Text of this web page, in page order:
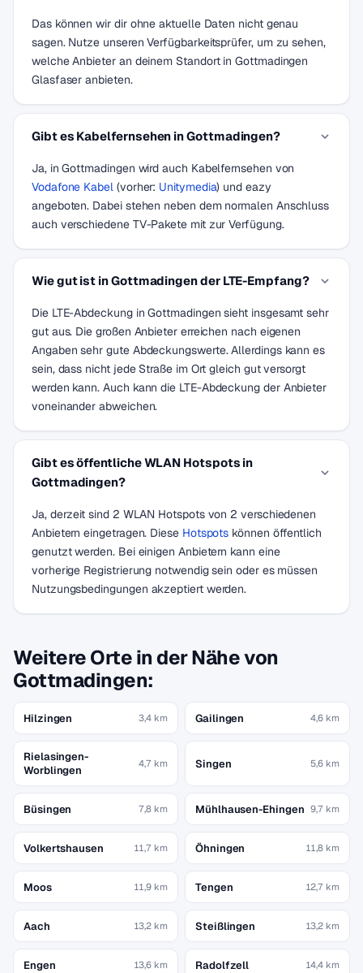
Das können wir dir ohne aktuelle Daten nicht genau
sagen. Nutze unseren Verfügbarkeitsprüfer, um zu sehen,
welche Anbieter an deinem Standort in Gottmadingen
Glasfaser anbieten.
Gibt es Kabelfernsehen in Gottmadingen?
Ja, in Gottmadingen wird auch Kabelfernsehen von
Vodafone Kabel(vorher: Unitymedia) und eazy
angeboten. Dabei stehen neben dem normalen Anschluss
auch verschiedene TV-Pakete mit zur Verfügung.
Wie gut ist in Gottmadingen der LTE-Empfang?
Die LTE-Abdeckung in Gottmadingen sieht insgesamt sehr
gut aus. Die großen Anbieter erreichen nach eigenen
Angaben sehr gute Abdeckungswerte. Allerdings kann es
sein, dass nicht jede Straße im Ort gleich gut versorgt
werden kann. Auch kann die LTE-Abdeckung der Anbieter
voneinander abweichen.
Gibt es öffentliche WLAN Hotspots in
Gottmadingen?
Ja, derzeit sind 2 WLAN Hotspots von 2 verschiedenen
Anbietern eingetragen. Diese Hotspots können öffentlich
genutzt werden. Bei einigen Anbietern kann eine
vorherige Registrierung notwendig sein oder es müssen
Nutzungsbedingungen akzeptiert werden.
Weitere Orte in der Nähe von
Gottmadingen:
Hilzingen 3,4 km Gailingen 4,6 km
Rielasingen-
Worblingen
4,7 km Singen 5,6 km
Büsingen 7,8 km Mühlhausen-Ehingen 9,7 km
Volkertshausen 11,7 km Öhningen 11,8 km
Moos 11,9 km Tengen 12,7 km
Aach 13,2 km Steißlingen 13,2 km
Engen 13,6 km Radolfzell 14,4 km